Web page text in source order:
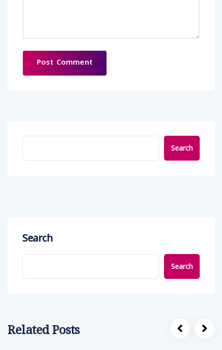
Search
Search
Search
Related Posts